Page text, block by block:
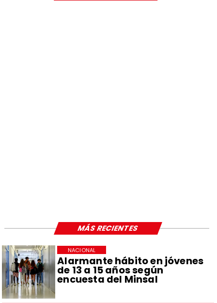
Alarmante hábito en jóvenes
de 13 a 15 años según
encuesta del Minsal
NACIONAL
MÁS RECIENTES